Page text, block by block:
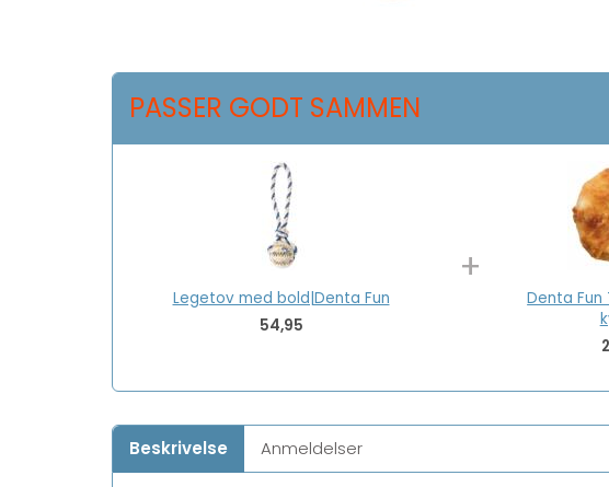
PASSER GODT SAMMEN
Legetov med bold|Denta Fun
54,95
+
Denta Fun
Beskrivelse Anmeldelser